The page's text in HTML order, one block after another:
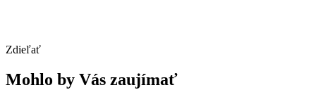
Zdieľať
Mohlo by Vás zaujímať